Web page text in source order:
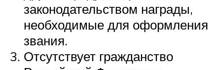
законодательством награды,
необходимые для оформления
звания.
Отсутствует гражданство